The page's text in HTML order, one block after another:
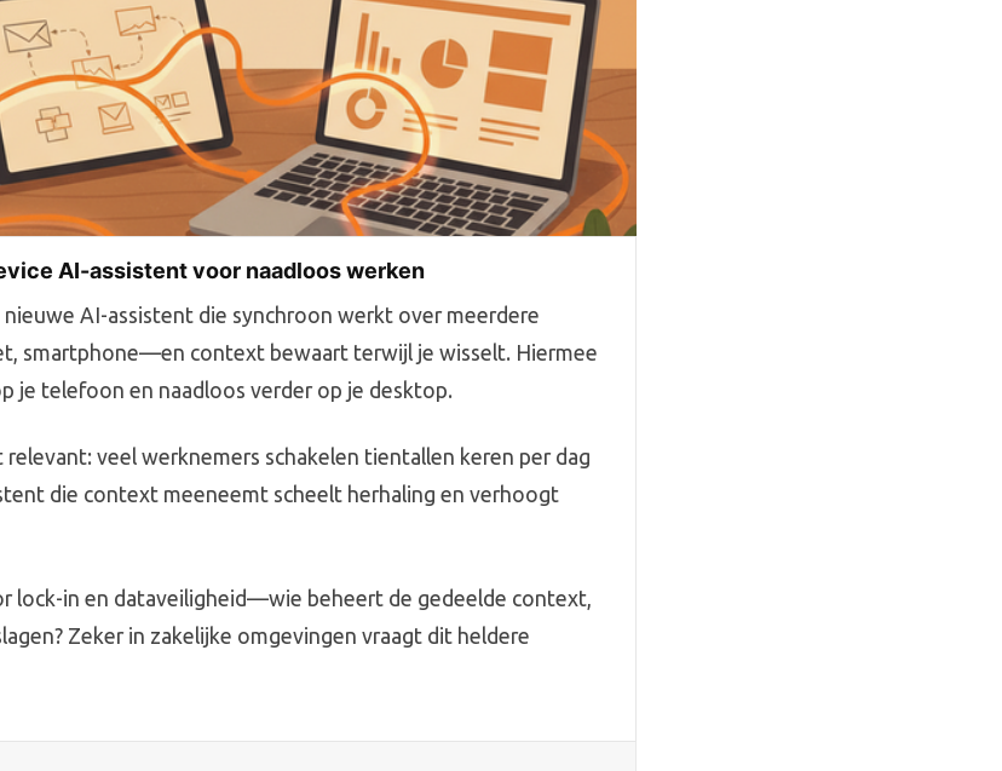
AI-assistent voor naadloos werken
AI-assistent die synchroon werkt over meerdere
smartphone—en context bewaart terwijl je wisselt. Hiermee
je telefoon en naadloos verder op je desktop.
veel werknemers schakelen tientallen keren per dag
die context meeneemt scheelt herhaling en verhoogt
lock-in en dataveiligheid—wie beheert de gedeelde context,
Zeker in zakelijke omgevingen vraagt dit heldere